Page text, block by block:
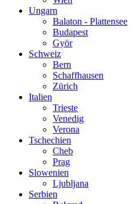
Ungarn
Balaton - Plattensee
Budapest
Györ
Schweiz
Bern
Schaffhausen
Zürich
Italien
Trieste
Venedig
Verona
Tschechien
Cheb
Prag
Slowenien
Ljubljana
Serbien